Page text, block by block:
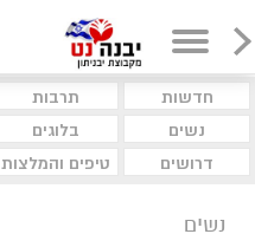
חדשות תרבות
נשים
בלוגים
דרושים
טיפים והמלצות
נשים